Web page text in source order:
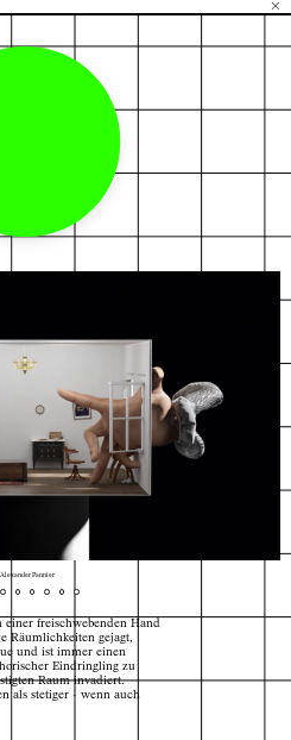
×
Alexander Pannier
freischwebenden Hand
Räumlichkeiten gejagt,
und ist immer einen
Eindringling zu
Raum invadiert.
als stetiger - wenn auch
B